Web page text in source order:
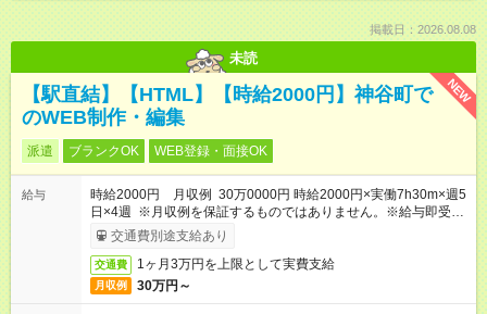
掲載日：2026.08.08
未読
NEW
【駅直結】【HTML】【時給2000円】神谷町で
のWEB制作・編集
派遣 ブランクOK WEB登録・面接OK
給与
時給2000円 月収例 30万0000円 時給2000円×実働7h30m×週5
日×4週 ※月収例を保証するものではありません。※給与即受取
りサービス利用可（利用条件有）
交通費別途支給あり
交通費 1ヶ月3万円を上限として実費支給
月収例 30万円～